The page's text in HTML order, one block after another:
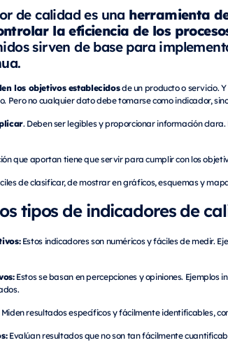
de calidad es una herramienta
la eficiencia de los
sirven de base para
los objetivos establecidosde un producto o servicio.
Pero no cualquier dato debe tomarse como indicador,
. Deben ser legibles y proporcionar información
que aportan tiene que servir para cumplir con los
de clasificar, de mostrar en gráficos, esquemas y
tipos de indicadores de
Estos indicadores son numéricos y fáciles de medir.
Estos se basan en percepciones y opiniones. Ejemplos
Miden resultados específicos y fácilmente identificables,
Evalúan resultados que no son tan fácilmente